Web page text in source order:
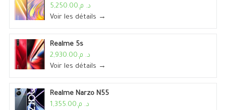
د. م.5,250.00
Voir les détails →
Realme 5s
د. م.2,930.00
Voir les détails →
Realme Narzo N55
د. م.1,355.00